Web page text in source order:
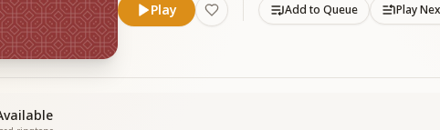
Play Add to Queue Play